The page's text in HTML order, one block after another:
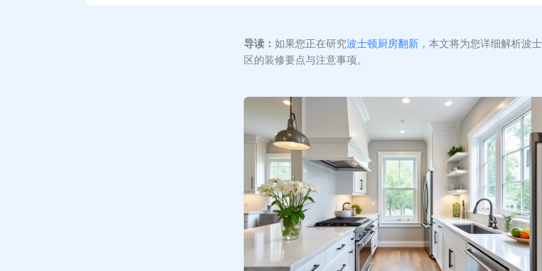
导读：如果您正在研究波士顿厨房翻新 ，本文将为您详细解析波
区的装修要点与注意事项。